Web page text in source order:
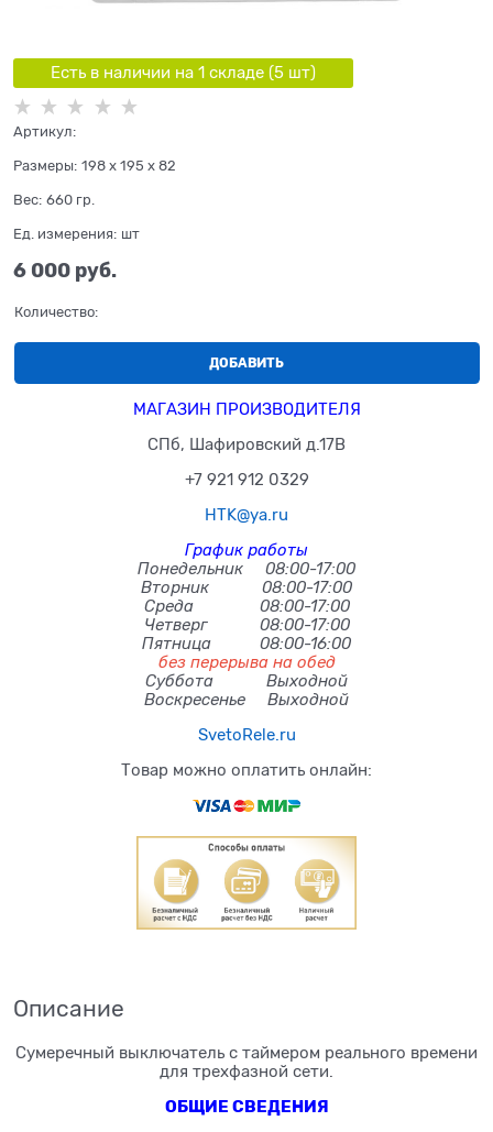
Есть в наличии на 1 складe (5шт)
Артикул:
Размеры: 198 x 195 x 82
Вес: 660 гр.
Ед. измерения: шт
6 000 руб.
Количество:
ДОБАВИТЬ
МАГАЗИН ПРОИЗВОДИТЕЛЯ
СПб, Шафировский д.17В
+7 921 912 0329
HTK@ya.ru
График работы
Понедельник 08:00-17:00
Вторник 08:00-17:00
Среда 08:00-17:00
Четверг 08:00-17:00
Пятница 08:00-16:00
без перерыва на обед
Суббота Выходной
Воскресенье Выходной
SvetoRele.ru
Товар можно оплатить онлайн:
Описание
Сумеречный выключатель с таймером реального времени
для трехфазной сети.
ОБЩИЕ СВЕДЕНИЯ